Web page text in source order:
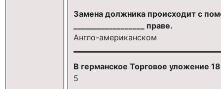
Замена должника происходит с
__________________ праве.
Англо-американском
В германское Торговое уложение
5